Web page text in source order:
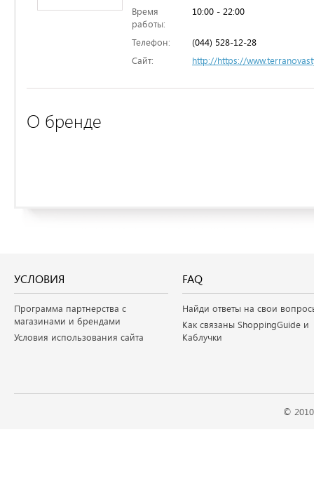
Время
работы:
10:00 - 22:00
Телефон:
(044) 528-12-28
Сайт:
http://https://
О бренде
УСЛОВИЯ
Программа партнерства с
магазинами и брендами
Условия использования сайта
FAQ
Найди ответы на свои
Как связаны ShoppingGuide и
Каблучки
©